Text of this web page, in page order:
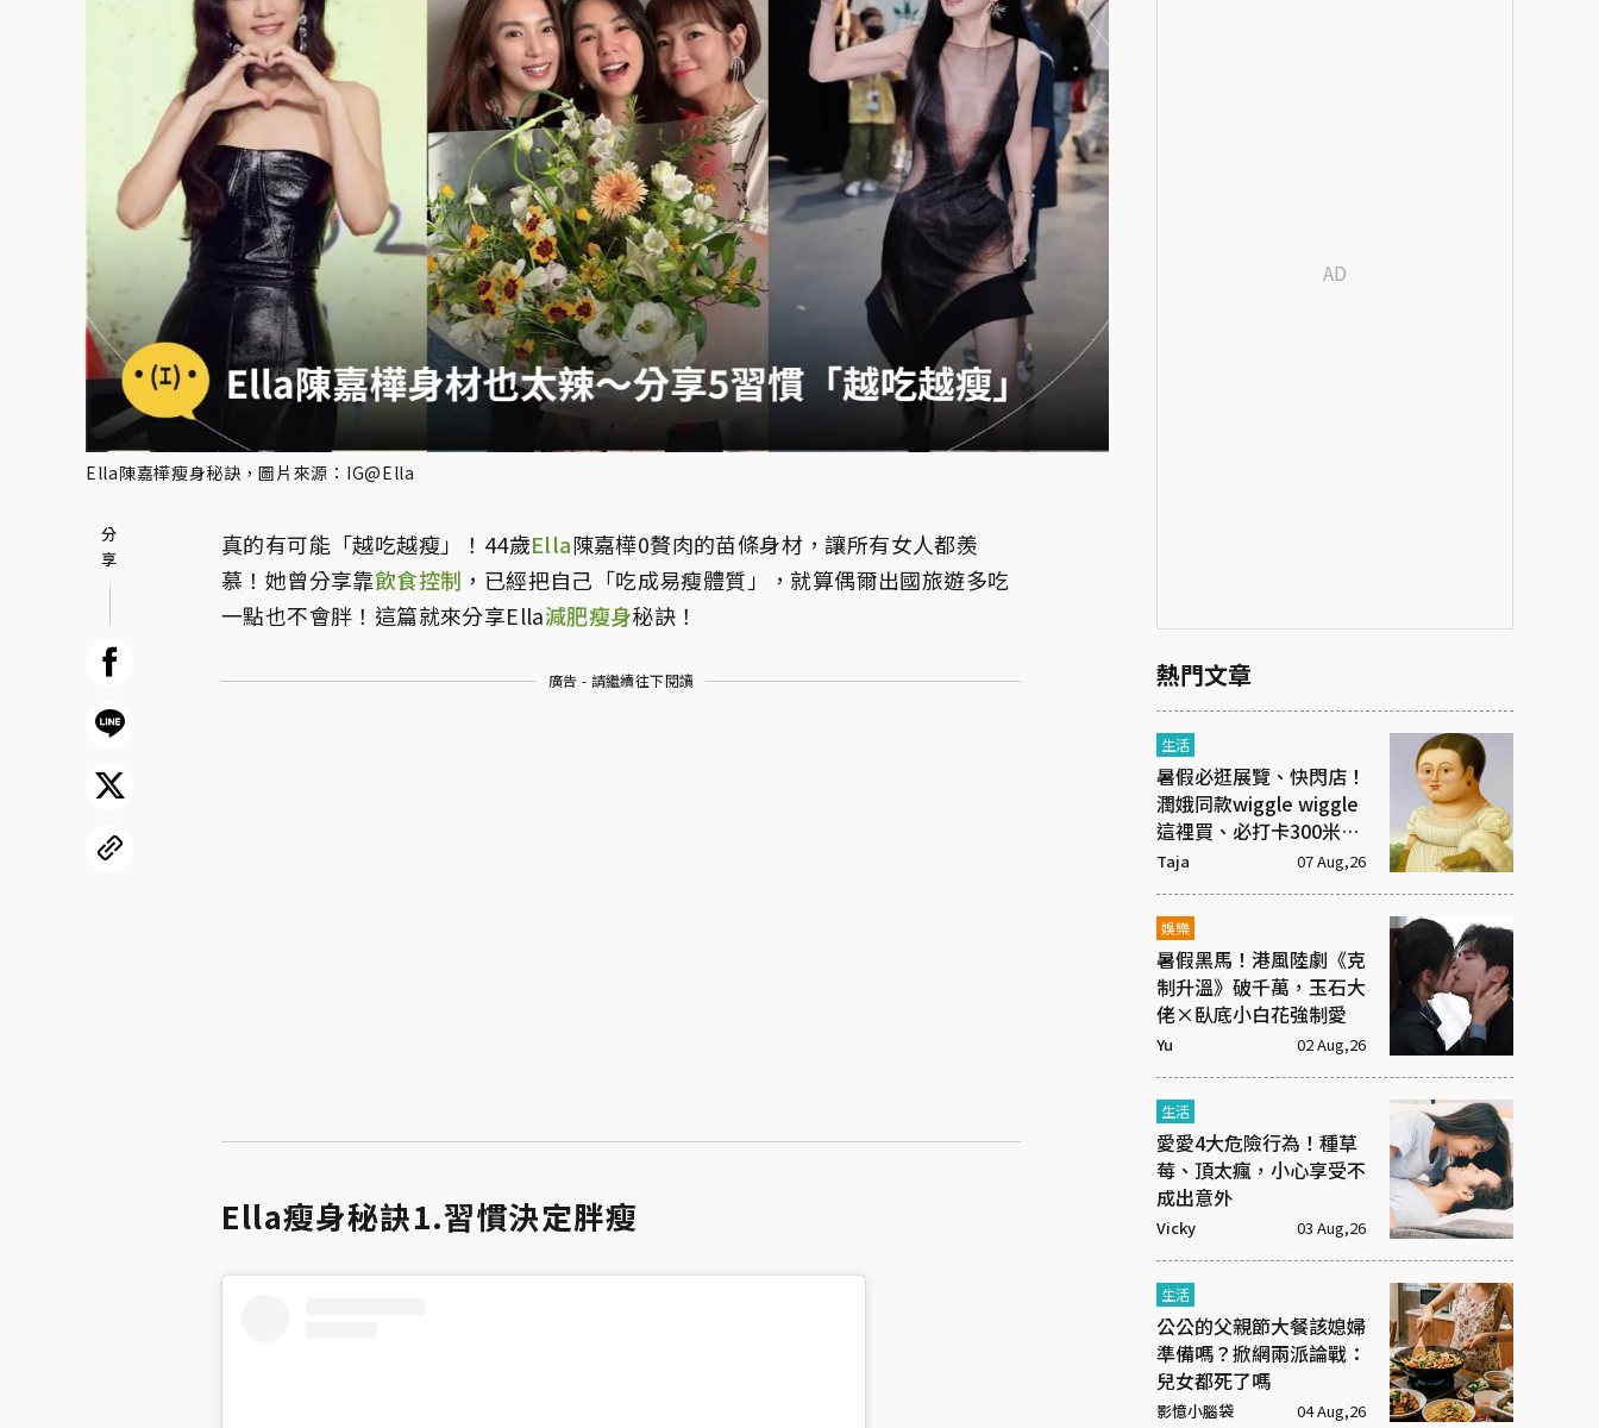
Ella陳嘉樺瘦身秘訣，圖片來源：IG@Ella
真的有可能「越吃越瘦」！44歲Ella陳嘉樺0贅肉的苗條身材，讓所有女人都羨
慕！她曾分享靠飲食控制 ，已經把自己「吃成易瘦體質」，就算偶爾出國旅遊多吃
一點也不會胖！這篇就來分享Ella減肥瘦身秘訣！
廣告 - 請繼續往下閱讀
Ella瘦身秘訣1.習慣決定胖瘦
熱門文章
生活
暑假必逛展覽、快閃店！
潤娥同款wiggle wiggle
這裡買、必打卡300米漫
畫「名場景之路」
Taja 07 Aug,26
娛樂
暑假黑馬！港風陸劇《克
制升溫》破千萬，玉石大
佬×臥底小白花強制愛
Yu 02 Aug,26
生活
愛愛4大危險行為！種草
莓、頂太瘋，小心享受不
成出意外
Vicky 03 Aug,26
生活
公公的父親節大餐該媳婦
準備嗎？掀網兩派論戰：
兒女都死了嗎
影憶小腦袋 04 Aug,26